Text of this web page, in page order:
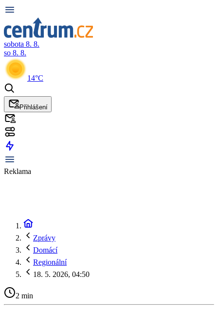
sobota 8. 8.
so 8. 8.
14°C
Přihlášení
Reklama
Zprávy
Domácí
Regionální
18. 5. 2026, 04:50
2 min